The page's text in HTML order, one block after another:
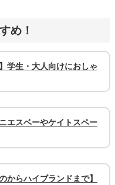
め！
学生・大人向けにおしゃ
エスベーやケイトスペー
からハイブランドまで】